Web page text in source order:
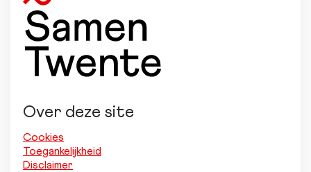
Over deze site
Cookies
Toegankelijkheid
Disclaimer